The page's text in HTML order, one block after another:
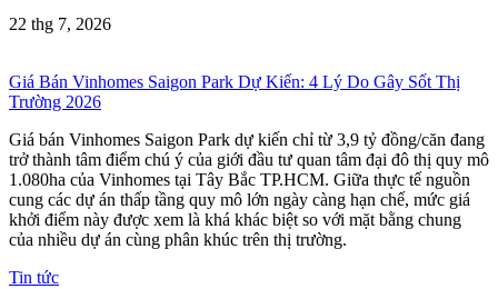
22 thg 7, 2026
Giá Bán Vinhomes Saigon Park Dự Kiến: 4 Lý Do Gây Sốt Thị
Trường 2026
Giá bán Vinhomes Saigon Park dự kiến chỉ từ 3,9 tỷ đồng/căn đang
trở thành tâm điểm chú ý của giới đầu tư quan tâm đại đô thị quy mô
1.080ha của Vinhomes tại Tây Bắc TP.HCM. Giữa thực tế nguồn
cung các dự án thấp tầng quy mô lớn ngày càng hạn chế, mức giá
khởi điểm này được xem là khá khác biệt so với mặt bằng chung
của nhiều dự án cùng phân khúc trên thị trường.
Tin tức